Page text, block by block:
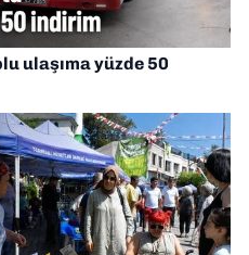
ulaşıma yüzde 50